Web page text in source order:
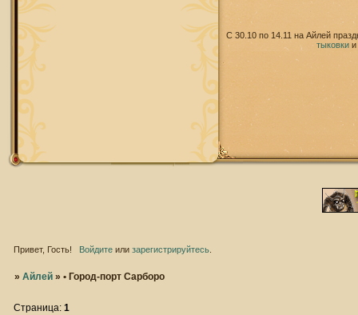
С 30.10 по 14.11 на Айлей
тыковкии
Привет, Гость! Войдитеили зарегистрируйтесь.
»Айлей »• Город-порт Сарборо
Страница:1